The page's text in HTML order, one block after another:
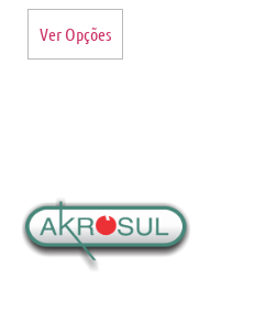
Ver Opções